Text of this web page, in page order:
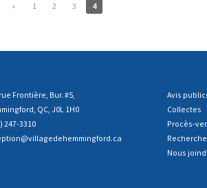
« 1 2 3 4
Frontière, Bur. #5,
QC, J0L 1H0
247-3310
@villagedehemmingford.ca
Avis
Collectes
Procès-
Recherche
Nous